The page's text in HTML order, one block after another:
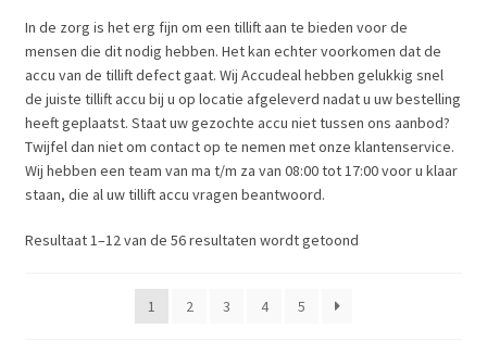
BOOT
MOTOR
CAMPER
VRACHTWAGEN
OVERIGE
In de zorg is het erg fijn om een tillift aan te bieden voor de
mensen die dit nodig hebben. Het kan echter voorkomen dat de
accu van de tillift defect gaat. Wij Accudeal hebben gelukkig snel
de juiste tillift accu bij u op locatie afgeleverd nadat u uw bestelling
heeft geplaatst. Staat uw gezochte accu niet tussen ons aanbod?
Twijfel dan niet om contact op te nemen met onze klantenservice.
Wij hebben een team van ma t/m za van 08:00 tot 17:00 voor u klaar
staan, die al uw tillift accu vragen beantwoord.
Resultaat 1–12 van de 56 resultaten wordt getoond
1 2 3 4 5